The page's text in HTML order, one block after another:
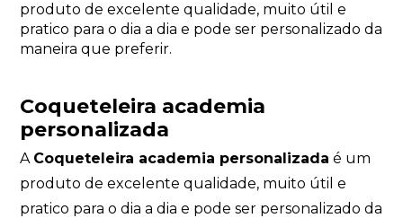
produto de excelente qualidade, muito útil e
pratico para o dia a dia e pode ser personalizado da
maneira que preferir.
Coqueteleira academia
personalizada
A Coqueteleira academia personalizada é um
produto de excelente qualidade, muito útil e
pratico para o dia a dia e pode ser personalizado da